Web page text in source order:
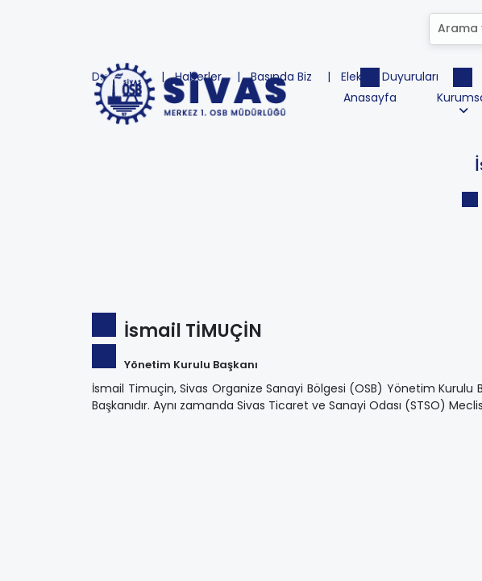
Duyurular Haberler Basında Biz
Elektrik Duyuruları
Anasayfa
İsmail TİMUÇİN
Yönetim Kurulu Başkanı
İsmail Timuçin, Sivas Organize Sanayi Bölgesi (OSB) Yönetim Kurulu
Başkanıdır. Aynı zamanda Sivas Ticaret ve Sanayi Odası (STSO)